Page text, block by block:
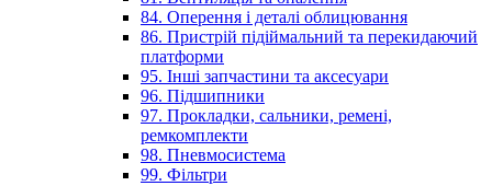
84. Оперення і деталі облицювання
86. Пристрій підіймальний та перекидаючий
платформи
95. Інші запчастини та аксесуари
96. Підшипники
97. Прокладки, сальники, ремені,
ремкомплекти
98. Пневмосистема
99. Фільтри